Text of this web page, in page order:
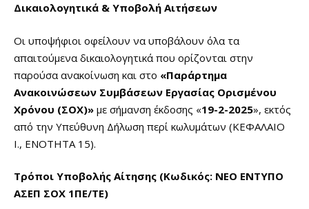
Δικαιολογητικά & Υποβολή Αιτήσεων
Οι υποψήφιοι οφείλουν να υποβάλουν όλα τα
απαιτούμενα δικαιολογητικά που ορίζονται στην
παρούσα ανακοίνωση και στο «Παράρτημα
Ανακοινώσεων Συμβάσεων Εργασίας Ορισμένου
Χρόνου (ΣΟΧ)» με σήμανση έκδοσης «19-2-2025», εκτός
από την Υπεύθυνη Δήλωση περί κωλυμάτων (ΚΕΦΑΛΑΙΟ
Ι., ΕΝΟΤΗΤΑ 15).
Τρόποι Υποβολής Αίτησης (Κωδικός: ΝΕΟ ΕΝΤΥΠΟ
ΑΣΕΠ ΣΟΧ 1ΠΕ/ΤΕ)